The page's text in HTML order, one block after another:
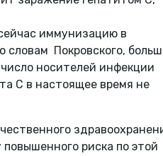
иммунизацию в
словам Покровского,
носителей инфекции
С в настоящее время не
риска по этой